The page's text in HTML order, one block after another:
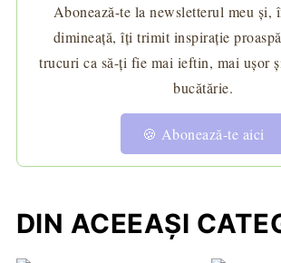
Abonează-te la newsletterul meu și,
dimineață, îți trimit inspirație
trucuri ca să-ți fie mai ieftin, mai ușor
bucătărie.
🍪 Abonează-te aici
DIN ACEEAȘI